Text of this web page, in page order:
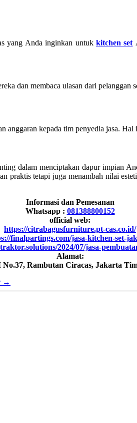
yang Anda inginkan untuk kitchen set
dan membaca ulasan dari
anggaran kepada tim penyedia jasa.
dalam menciptakan dapur impian
praktis tetapi juga menambah nilai
Informasi dan Pemesanan
Whatsapp : 081388800152
official web:
https://citrabagusfurniture.pt-cas.co.id/
finalpartings.com/jasa-kitchen-set-
2024/07/jasa-
Alamat:
Rambutan Ciracas, Jakarta
→